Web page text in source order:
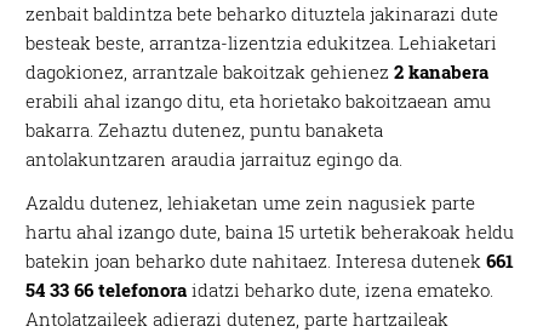
zenbait baldintza bete beharko dituztela jakinarazi dute
besteak beste, arrantza-lizentzia edukitzea. Lehiaketari
dagokionez, arrantzale bakoitzak gehienez2 kanabera
erabili ahal izango ditu, eta horietako bakoitzaean amu
bakarra. Zehaztu dutenez, puntu banaketa
antolakuntzaren araudia jarraituz egingo da.
Azaldu dutenez, lehiaketan ume zein nagusiek parte
hartu ahal izango dute, baina 15 urtetik beherakoak heldu
batekin joan beharko dute nahitaez. Interesa dutenek661
54 33 66 telefonora idatzi beharko dute, izena emateko.
Antolatzaileek adierazi dutenez, parte hartzaileak